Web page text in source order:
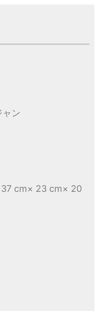
ン
cm× 23 cm× 20